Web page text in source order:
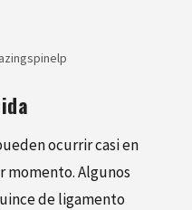
ocurrir casi en
momento. Algunos
de ligamento